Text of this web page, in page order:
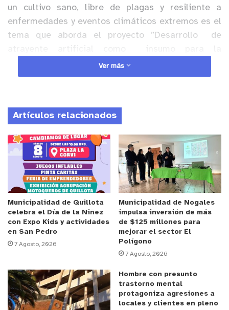
un cultivo sano, libre de plagas y resiliente a
enfermedades y eventos climáticos extremos es el
tema que aborda el proyecto ”Desarrollo de
implementación de estrategia de manejo de la
polinización en huertos de palto var. Hass de la
Innovación Agraria (FIA).
Anuncio Patrocinado
“En un contexto de déficit en la oferta de
colmenas durante el período de polinización de
especies frutales, el potencial de manejar
servicios ecosistémicos por parte de insectos
silvestres que cohabitan en los huertos asociadas
a zonas de especies botánicas nativas, es una
tremenda oportunidad para mejorar el rendimiento
de los paltos en nuestro país y por lo tanto, el
promover la presencia de estos polinizadores va
en línea hacia una agricultura más sostenible y
beneficiosa para la biodiversidad”, señala la
Ver más
Artículos relacionados
Municipalidad de Quillota
celebra el Día de la Niñez
con Expo Kids y actividades
en San Pedro
7 Agosto, 2026
Municipalidad de Nogales
impulsa inversión de más
de $125 millones para
mejorar el sector El
Polígono
7 Agosto, 2026
Hombre con presunto
trastorno mental
protagoniza agresiones a
locales y clientes en pleno